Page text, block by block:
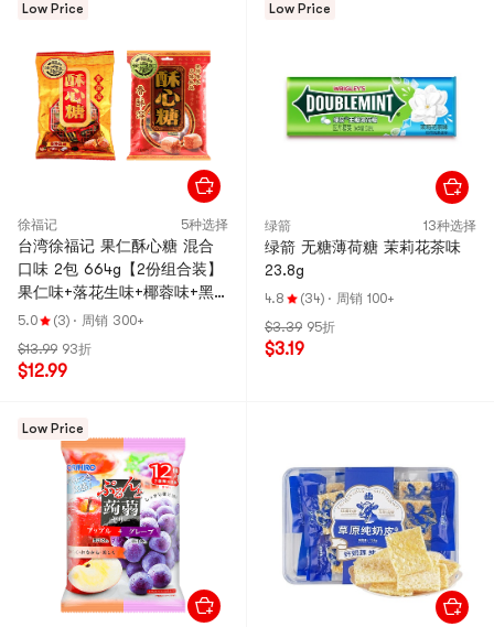
Low Price
徐福记 5种选择
台湾徐福记 果仁酥心糖 混合
口味 2包 664g【2份组合装】
果仁味+落花生味+椰蓉味+黑
芝麻味
5.0 (3) · 周销 300+
$13.99 93折
$12.99
Low Price
绿箭 13种选择
绿箭 无糖薄荷糖 茉莉花茶味
23.8g
4.8 (34) · 周销 100+
$3.39 95折
$3.19
Low Price